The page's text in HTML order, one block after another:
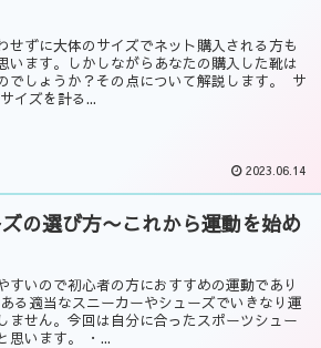
せずに大体のサイズでネット購入される方も
います。しかしながらあなたの購入した靴は
でしょうか？その点について解説します。 サ
イズを計る...
2023.06.14
の選び方〜これから運動を始め
すいので初心者の方におすすめの運動であり
る適当なスニーカーやシューズでいきなり運
ません。今回は自分に合ったスポーツシュー
思います。 ・...